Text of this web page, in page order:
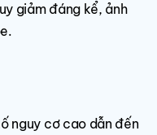
giảm đáng kể, ảnh
nguy cơ cao dẫn đến